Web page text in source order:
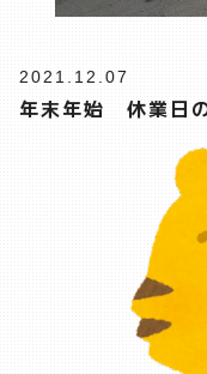
2021.12.07
年末年始 休業日